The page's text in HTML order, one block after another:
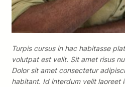
Turpis cursus in hac habitasse
volutpat est velit. Sit amet risus
Dolor sit amet consectetur
habitant. Id interdum velit laoreet